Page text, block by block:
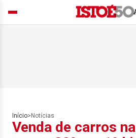
Início> Notícias
Venda de carros